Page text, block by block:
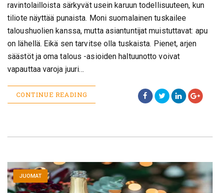
ravintolailloista särkyvät usein karuun todellisuuteen, kun
tiliote näyttää punaista. Moni suomalainen tuskailee
taloushuolien kanssa, mutta asiantuntijat muistuttavat: apu
on lähellä. Eikä sen tarvitse olla tuskaista. Pienet, arjen
säästöt ja oma talous -asioiden haltuunotto voivat
vapauttaa varoja juuri…
CONTINUE READING
JUOMAT